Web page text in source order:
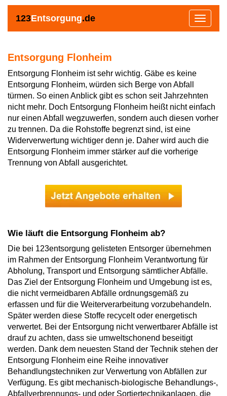
123Entsorgung.de
Toggle
Entsorgung Flonheim
Entsorgung Flonheim ist sehr wichtig. Gäbe es keine
Entsorgung Flonheim, würden sich Berge von Abfall
türmen. So einen Anblick gibt es schon seit Jahrzehnten
nicht mehr. Doch Entsorgung Flonheim heißt nicht einfach
nur einen Abfall wegzuwerfen, sondern auch diesen vorher
zu trennen. Da die Rohstoffe begrenzt sind, ist eine
Widerverwertung wichtiger denn je. Daher wird auch die
Entsorgung Flonheim immer stärker auf die vorherige
Trennung von Abfall ausgerichtet.
Wie läuft die Entsorgung Flonheim ab?
Die bei 123entsorgung gelisteten Entsorger übernehmen
im Rahmen der Entsorgung Flonheim Verantwortung für
Abholung, Transport und Entsorgung sämtlicher Abfälle.
Das Ziel der Entsorgung Flonheim und Umgebung ist es,
die nicht vermeidbaren Abfälle ordnungsgemäß zu
erfassen und für die Weiterverarbeitung vorzubehandeln.
Später werden diese Stoffe recycelt oder energetisch
verwertet. Bei der Entsorgung nicht verwertbarer Abfälle ist
drauf zu achten, dass sie umweltschonend beseitigt
werden. Dank dem neuesten Stand der Technik stehen der
Entsorgung Flonheim eine Reihe innovativer
Behandlungstechniken zur Verwertung von Abfällen zur
Verfügung. Es gibt mechanisch-biologische Behandlungs-,
Abfallverbrennungs- und oder Sortiertechnikanlagen, die